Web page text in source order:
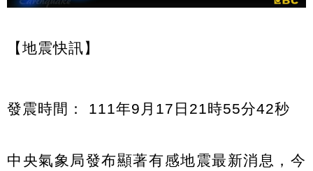
【地震快訊】
發震時間： 111年9月17日21時55分42秒
中央氣象局發布顯著有感地震最新消息，今